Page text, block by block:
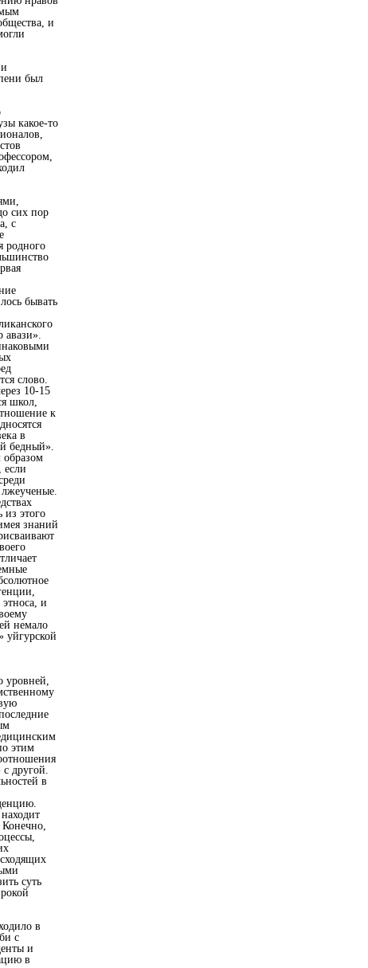
и
был
какое-то
сих пор
с
родного
бывать
авази».
слово.
10-15
школ,
к
в
бедный».
образом
если
этого
знаний
и
немало
уйгурской
уровней,
этим
другой.
в
Конечно,
суть
в
с
и
в